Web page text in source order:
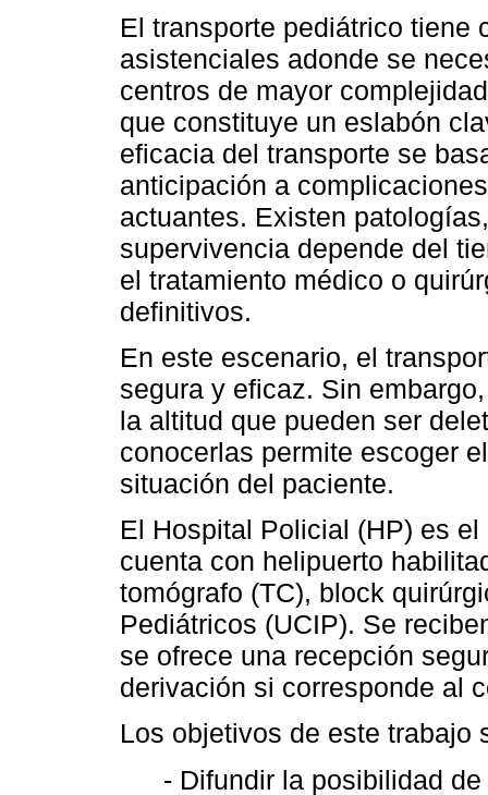
El transporte pediátrico tiene
asistenciales adonde se
centros de mayor
que constituye un eslabón
eficacia del transporte se
anticipación a
actuantes. Existen
supervivencia depende del
el tratamiento médico o
definitivos.
En este escenario, el
segura y eficaz. Sin
la altitud que pueden ser
conocerlas permite escoger
situación del paciente.
El Hospital Policial (HP) es
cuenta con helipuerto
tomógrafo (TC), block
Pediátricos (UCIP). Se
se ofrece una recepción
derivación si corresponde al
Los objetivos de este trabajo
- Difundir la posibilidad